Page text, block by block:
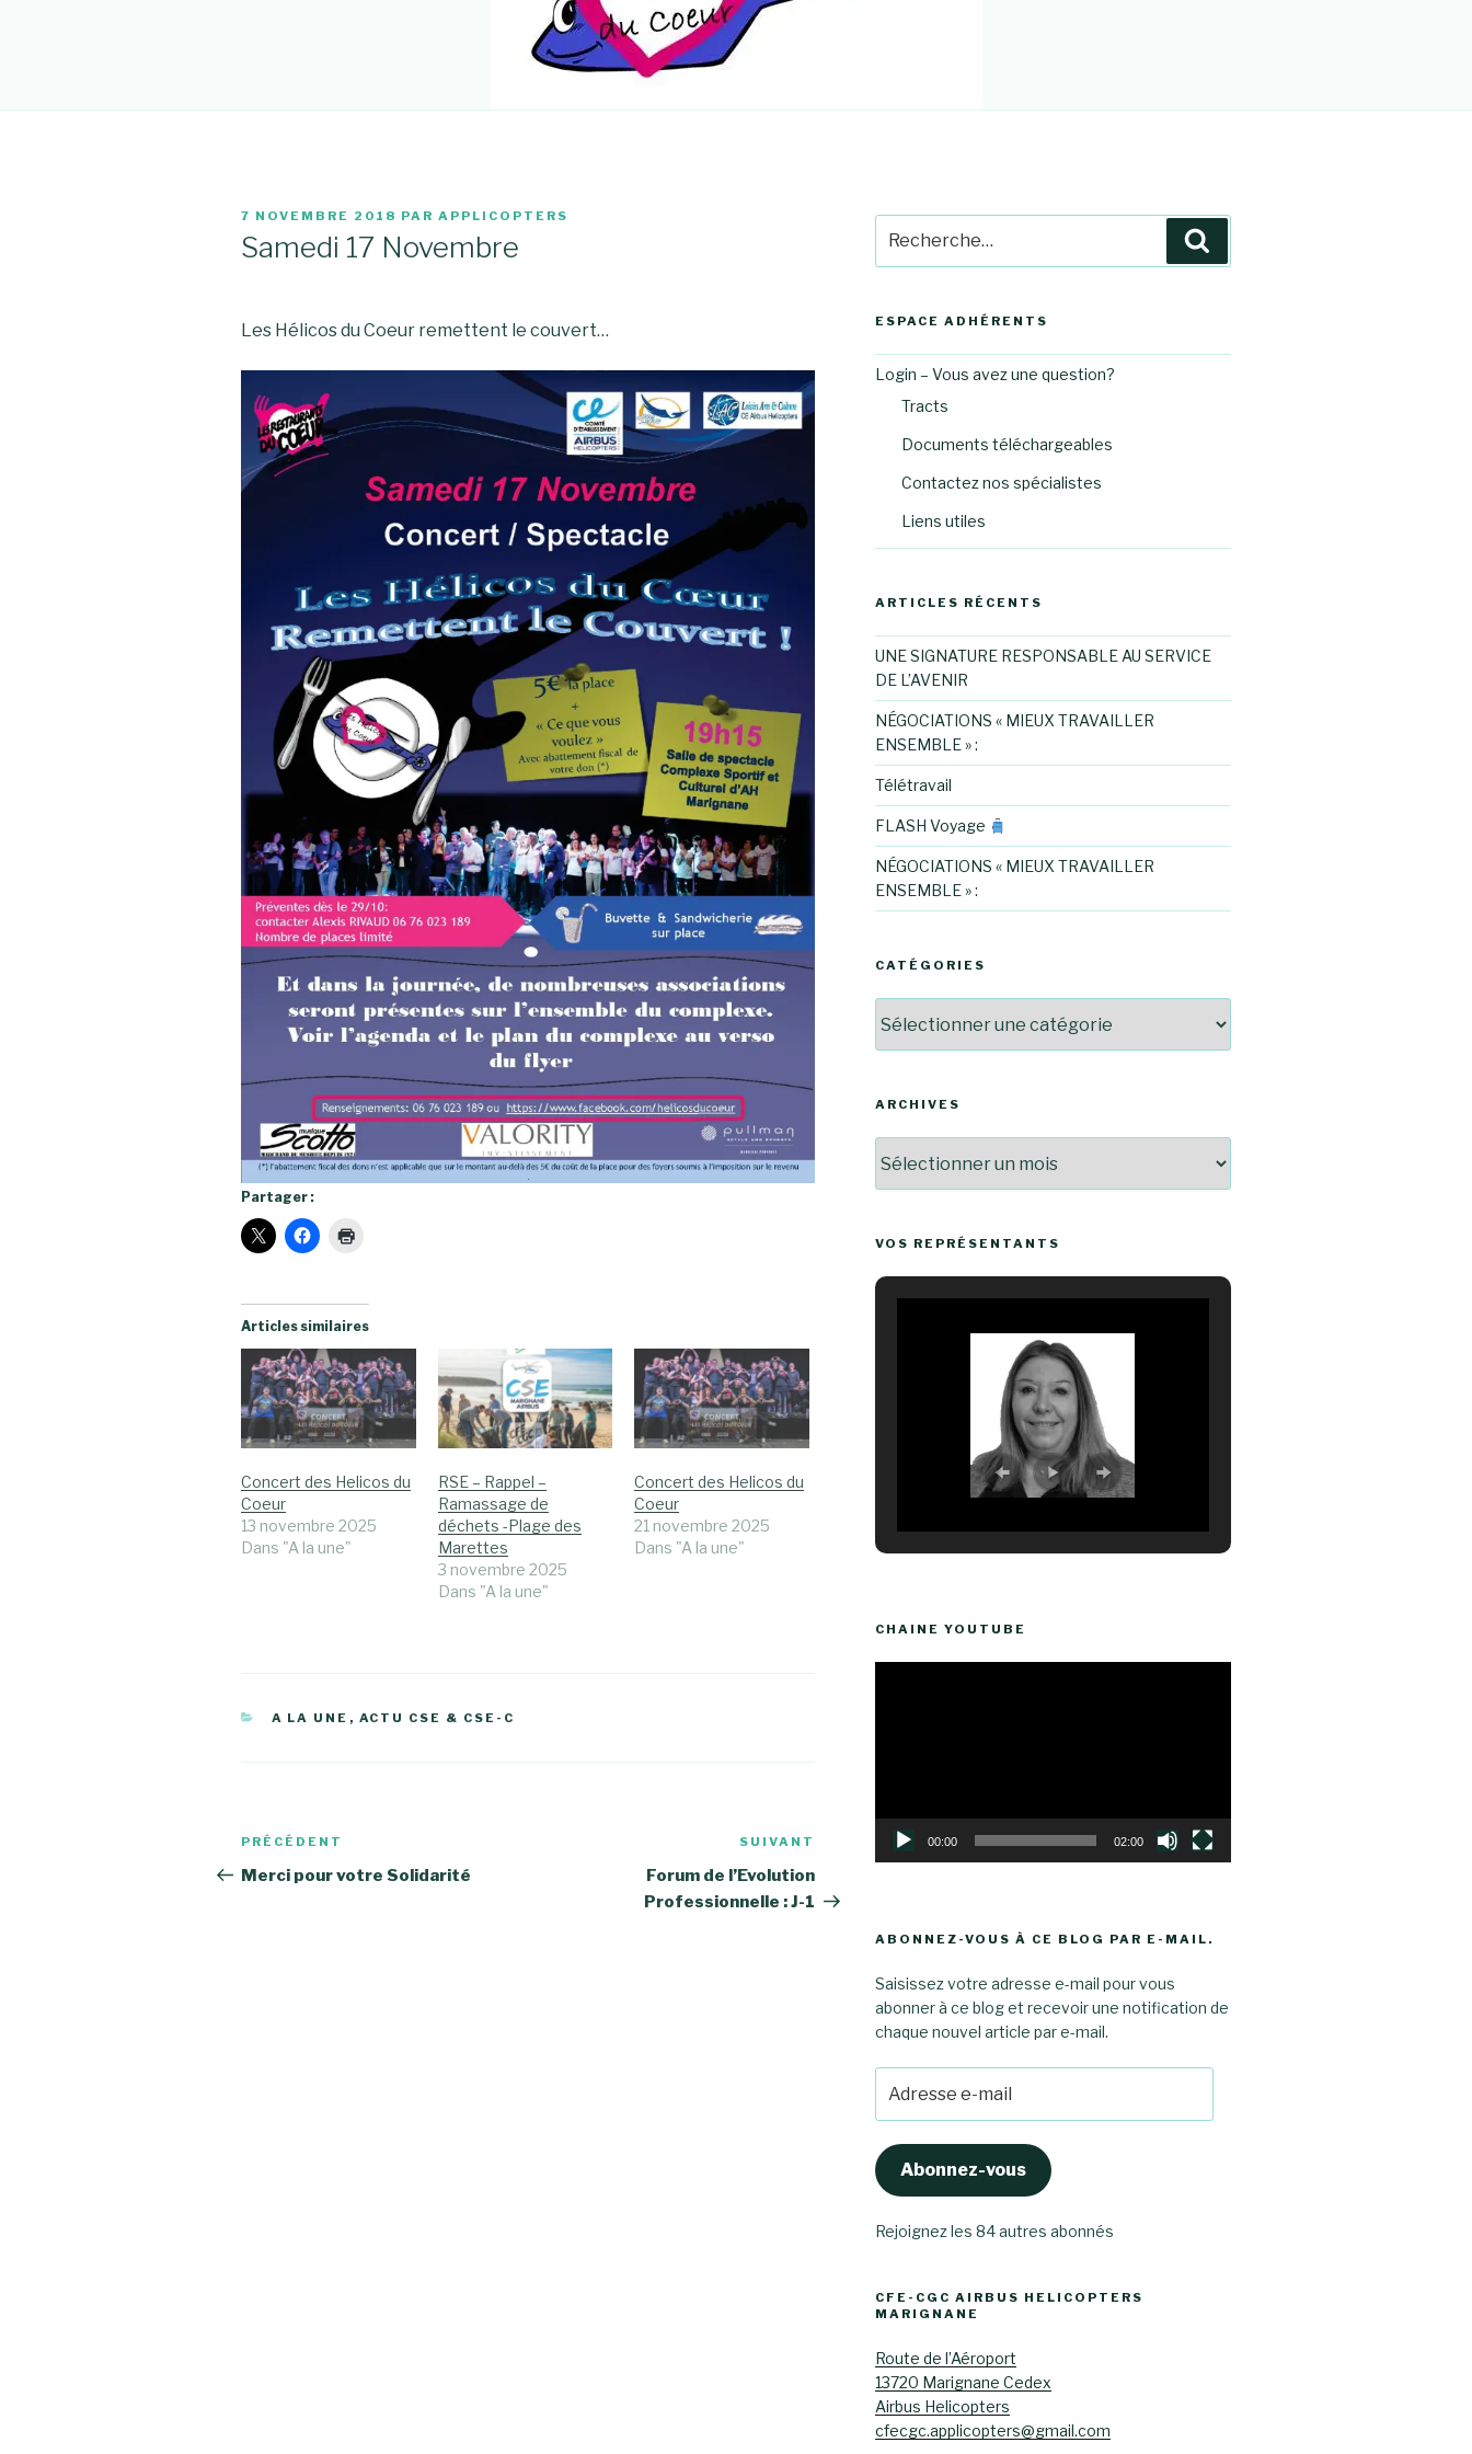
PUBLIÉ
7 NOVEMBRE 2018 PAR APPLICOPTERS
Samedi 17 Novembre
Les Hélicos du Coeur remettent le couvert…
Partager :
Articles similaires
Concert des Helicos du
Coeur
13 novembre 2025
Dans "A la une"
RSE – Rappel –
Ramassage de
déchets -Plage des
Marettes
3 novembre 2025
Dans "A la une"
Concert des Helicos du
Coeur
21 novembre 2025
Dans "A la une"
CATÉGORIES
A LA UNE , ACTU CSE & CSE-C
Navigation
de
Article
précédent
PRÉCÉDENT
Merci pour votre Solidarité
suivant
SUIVANT
Forum de l’Evolution
Professionnelle : J-1
pour
:
ESPACE ADHÉRENTS
Login – Vous avez une question?
Tracts
Documents téléchargeables
Contactez nos spécialistes
Liens utiles
ARTICLES RÉCENTS
UNE SIGNATURE RESPONSABLE AU SERVICE
DE L’AVENIR
NÉGOCIATIONS « MIEUX TRAVAILLER
ENSEMBLE » :
Télétravail
FLASH Voyage
NÉGOCIATIONS « MIEUX TRAVAILLER
ENSEMBLE » :
CATÉGORIES
ARCHIVES
VOS REPRÉSENTANTS
CHAINE YOUTUBE
00:00 02:00
ABONNEZ-VOUS À CE BLOG PAR E-MAIL.
Saisissez votre adresse e-mail pour vous
abonner à ce blog et recevoir une notification de
chaque nouvel article par e-mail.
e-
mail
Abonnez-vous
Rejoignez les 84 autres abonnés
CFE-CGC AIRBUS HELICOPTERS
MARIGNANE
Route de l’Aéroport
13720 Marignane Cedex
Airbus Helicopters
cfecgc.applicopters@gmail.com